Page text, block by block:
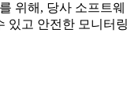
위해, 당사 소프트웨
있고 안전한 모니터링